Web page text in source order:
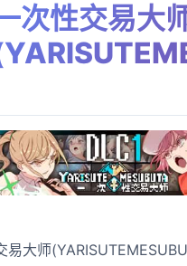
次性交易大
易大师